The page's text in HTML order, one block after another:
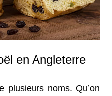
en Angleterre
plusieurs noms. Qu’on